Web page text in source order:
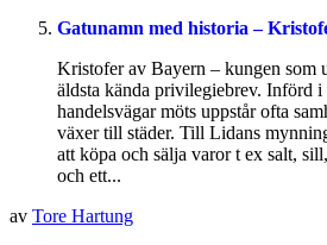
Gatunamn med historia –
Kristofer av Bayern – kungen som
äldsta kända privilegiebrev. Införd
handelsvägar möts uppstår ofta
växer till städer. Till Lidans
att köpa och sälja varor t ex salt,
och ett...
av Tore Hartung